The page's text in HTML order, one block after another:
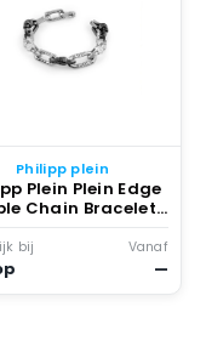
Philipp plein
Plein Plein Edge
Chain Bracelet
Two Tone
bij Vanaf
—